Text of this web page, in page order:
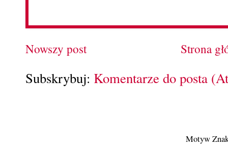
Nowszy post Strona
Subskrybuj: Komentarze do posta
Motyw